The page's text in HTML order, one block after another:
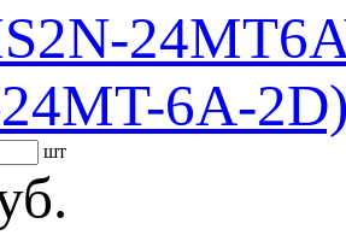
6A-
шт